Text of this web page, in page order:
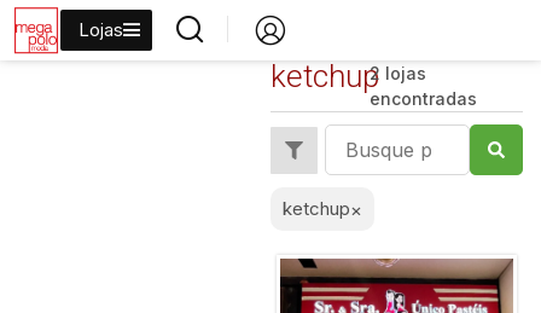
Lojas
ketchup2 lojas
encontradas
ketchup×